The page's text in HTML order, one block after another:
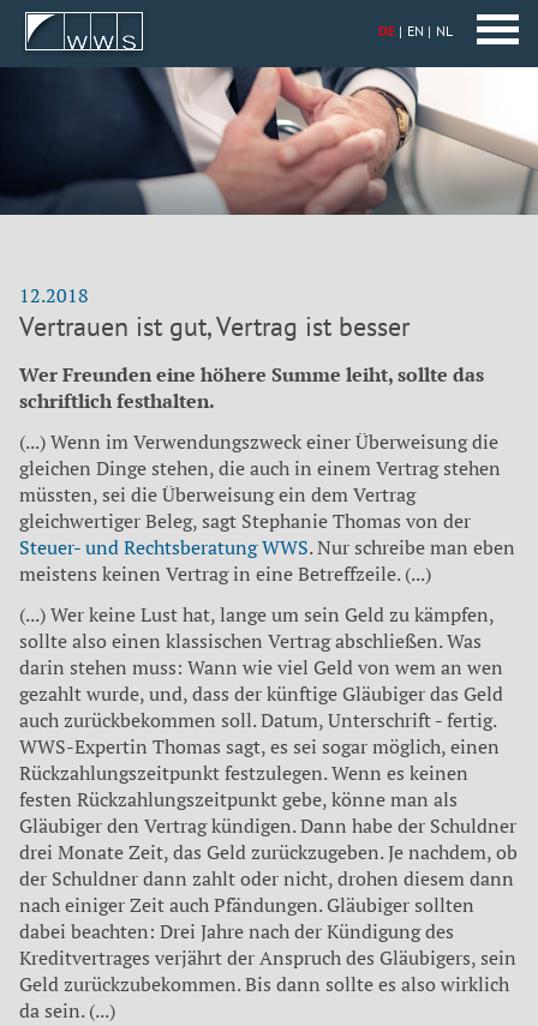
DE EN NL
12.2018
Vertrauen ist gut, Vertrag ist besser
Wer Freunden eine höhere Summe leiht, sollte das
schriftlich festhalten.
(...) Wenn im Verwendungszweck einer Überweisung die
gleichen Dinge stehen, die auch in einem Vertrag stehen
müssten, sei die Überweisung ein dem Vertrag
gleichwertiger Beleg, sagt Stephanie Thomas von der
Steuer- und Rechtsberatung WWS. Nur schreibe man eben
meistens keinen Vertrag in eine Betreffzeile. (...)
(...) Wer keine Lust hat, lange um sein Geld zu kämpfen,
sollte also einen klassischen Vertrag abschließen. Was
darin stehen muss: Wann wie viel Geld von wem an wen
gezahlt wurde, und, dass der künftige Gläubiger das Geld
auch zurückbekommen soll. Datum, Unterschrift - fertig.
WWS-Expertin Thomas sagt, es sei sogar möglich, einen
Rückzahlungszeitpunkt festzulegen. Wenn es keinen
festen Rückzahlungszeitpunkt gebe, könne man als
Gläubiger den Vertrag kündigen. Dann habe der Schuldner
drei Monate Zeit, das Geld zurückzugeben. Je nachdem, ob
der Schuldner dann zahlt oder nicht, drohen diesem dann
nach einiger Zeit auch Pfändungen. Gläubiger sollten
dabei beachten: Drei Jahre nach der Kündigung des
Kreditvertrages verjährt der Anspruch des Gläubigers, sein
Geld zurückzubekommen. Bis dann sollte es also wirklich
da sein. (...)